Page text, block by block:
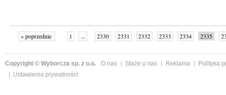
« poprzednie 1 ... 2330 2331 2332 2333 2334 2335
Copyright © Wyborcza sp. z o.o. O nas Staże u nas Reklama
Polityka
Ustawienia prywatności